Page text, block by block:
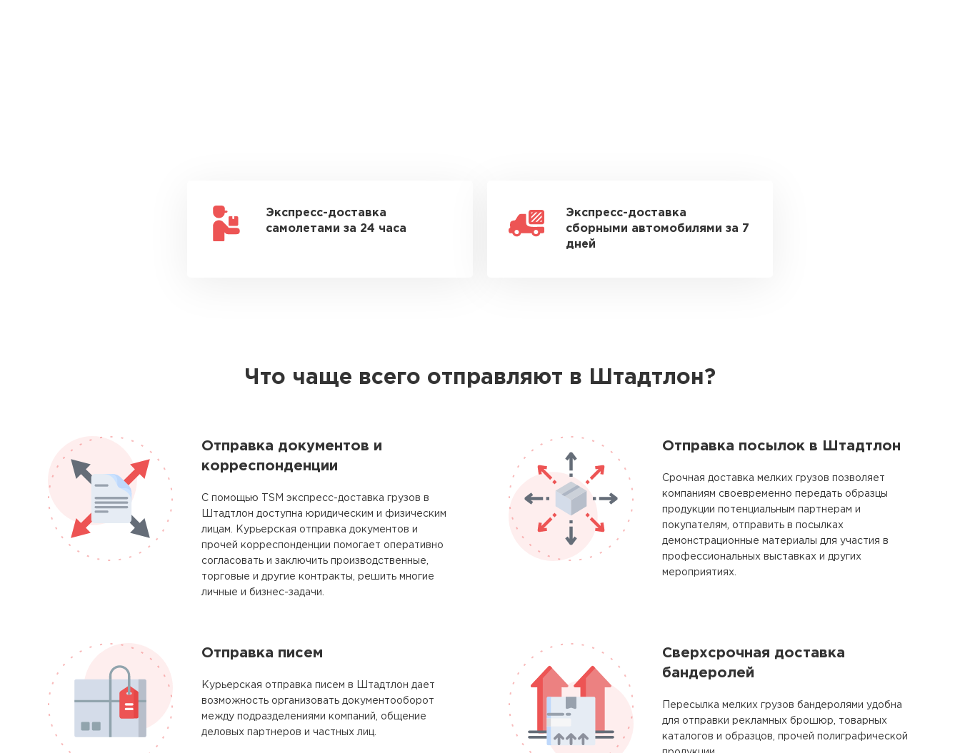
Экспресс-доставка
самолетами за 24 часа
Экспресс-доставка
сборными автомобилями за 7
дней
Что чаще всего отправляют в Штадтлон?
Отправка документов и
корреспонденции
С помощью TSM экспресс-доставка грузов в
Штадтлон доступна юридическим и физическим
лицам. Курьерская отправка документов и
прочей корреспонденции помогает оперативно
согласовать и заключить производственные,
торговые и другие контракты, решить многие
личные и бизнес-задачи.
Отправка посылок в Штадтлон
Срочная доставка мелких грузов позволяет
компаниям своевременно передать образцы
продукции потенциальным партнерам и
покупателям, отправить в посылках
демонстрационные материалы для участия в
профессиональных выставках и других
мероприятиях.
Отправка писем
Курьерская отправка писем в Штадтлон дает
возможность организовать документооборот
между подразделениями компаний, общение
деловых партнеров и частных лиц.
Сверхсрочная доставка
бандеролей
Пересылка мелких грузов бандеролями удобна
для отправки рекламных брошюр, товарных
каталогов и образцов, прочей полиграфической